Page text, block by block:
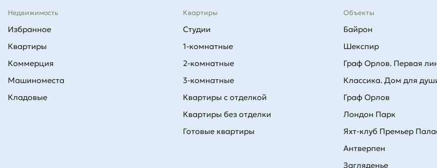
Квартиры
Студии
1-комнатные
2-комнатные
3-комнатные
Квартиры с отделкой
Квартиры без отделки
Готовые квартиры
Недвижимость
Избранное
Квартиры
Коммерция
Машиноместа
Кладовые
Объекты
Байрон
Шекспир
Граф Орлов. Первая
Классика. Дом для
Граф Орлов
Лондон Парк
Яхт-клуб Премьер
Антверпен
Загляденье